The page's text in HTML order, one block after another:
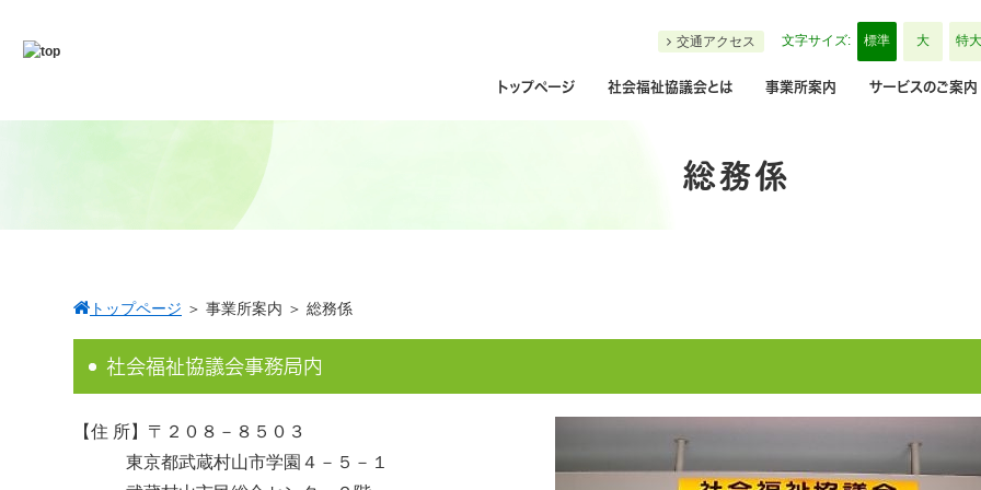
トップページ 社会福祉協議会とは 事業所案内 サービスのご案内
文字サイズ: 標準 大 特大
交通アクセス
総務係
トップページ ＞ 事業所案内 ＞ 総務係
社会福祉協議会事務局内
【住 所】〒２０８－８５０３
東京都武蔵村山市学園４－５－１